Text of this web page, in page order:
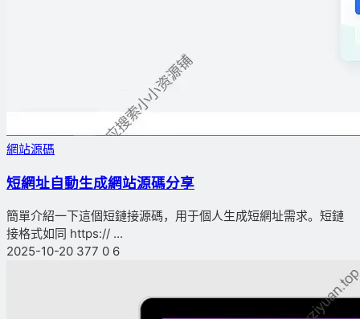
網站源碼
短網址自動生成網站源碼分享
簡單介紹一下這個短鏈接源碼，用于個人生成短網址需求。短鏈
接格式如同 https:// ...
2025-10-20 377 0 6